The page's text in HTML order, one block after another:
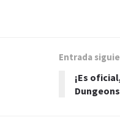
Entrada
¡Es